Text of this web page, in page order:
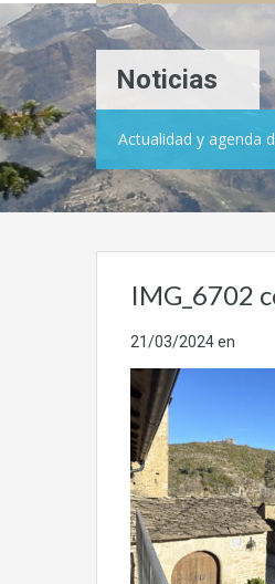
Noticias
Actualidad y agenda
IMG_6702
21/03/2024en